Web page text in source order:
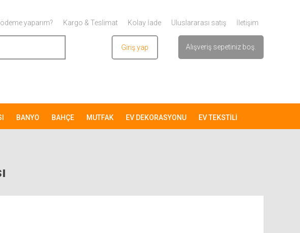
ödeme yaparım? Kargo & Teslimat Kolay İade Uluslararası satış İletişim
Alışveriş sepetiniz boş.
Giriş yap
BANYO BAHÇE MUTFAK EV DEKORASYONU EV TEKSTİLİ